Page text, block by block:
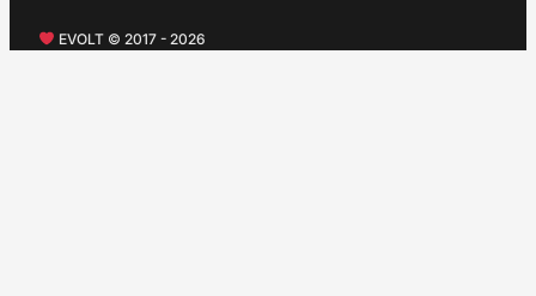
EVOLT © 2017 - 2026